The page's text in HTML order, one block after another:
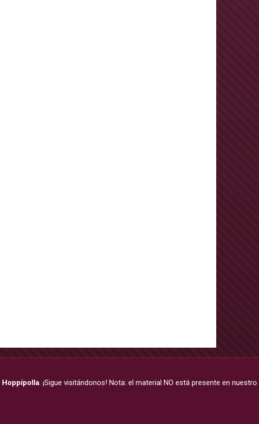
Hoppípolla. ¡Sigue visitándonos! Nota: el material NO está presente en nuestro